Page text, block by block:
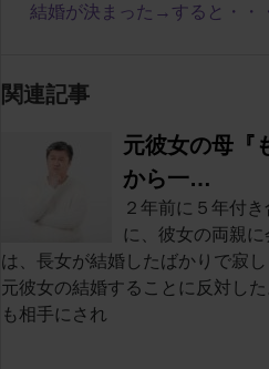
結婚が決まった→すると・・・
関連記事
元彼女の母『
から一…
２年前に５年付
に、彼女の両親
は、長女が結婚したばかりで寂
元彼女の結婚することに反対し
も相手にされ